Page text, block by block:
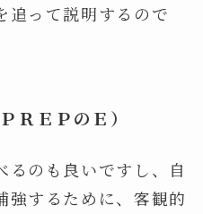
追って説明するので
ＲＥＰのＥ）
るのも良いですし、自
強するために、客観的